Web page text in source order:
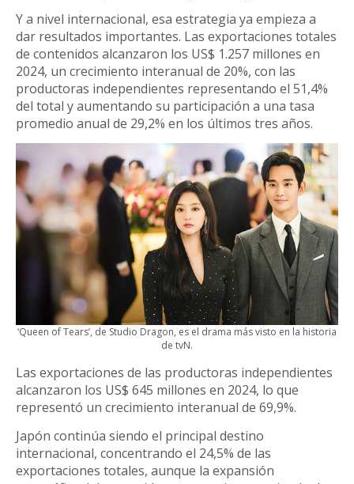
Y a nivel internacional, esa estrategia ya empieza a
dar resultados importantes. Las exportaciones totales
de contenidos alcanzaron los US$ 1.257 millones en
2024, un crecimiento interanual de 20%, con las
productoras independientes representando el 51,4%
del total y aumentando su participación a una tasa
promedio anual de 29,2% en los últimos tres años.
‘Queen of Tears’, de Studio Dragon, es el drama más visto en la historia
de tvN.
Las exportaciones de las productoras independientes
alcanzaron los US$ 645 millones en 2024, lo que
representó un crecimiento interanual de 69,9%.
Japón continúa siendo el principal destino
internacional, concentrando el 24,5% de las
exportaciones totales, aunque la expansión